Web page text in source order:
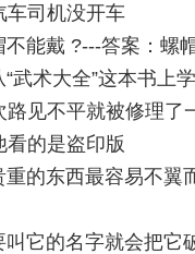
车司机没开车
能戴 ?---答案：螺
武术大全”这本书上
路见不平就被修理了
看的是盗印版
的东西最容易不翼
它的名字就会把它